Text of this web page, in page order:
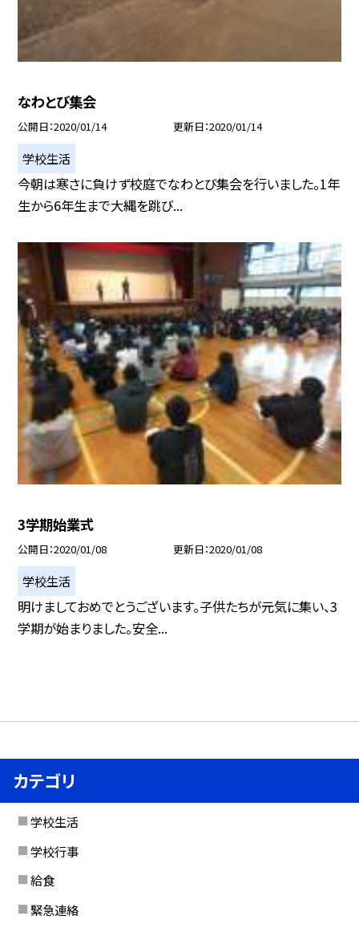
なわとび集会
公開日 2020/01/14 更新日 2020/01/14
学校生活
今朝は寒さに負けず校庭でなわとび集会を行いました。1年
生から6年生まで大縄を跳び...
3学期始業式
公開日 2020/01/08 更新日 2020/01/08
学校生活
明けましておめでとうございます。子供たちが元気に集い、3
学期が始まりました。安全...
カテゴリ
学校生活
学校行事
給食
緊急連絡